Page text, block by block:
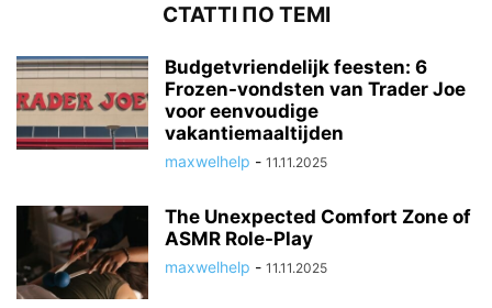
СТАТТІ ПО ТЕМІ
Budgetvriendelijk feesten: 6
Frozen-vondsten van Trader Joe
voor eenvoudige
vakantiemaaltijden
maxwelhelp - 11.11.2025
The Unexpected Comfort Zone of
ASMR Role-Play
maxwelhelp - 11.11.2025